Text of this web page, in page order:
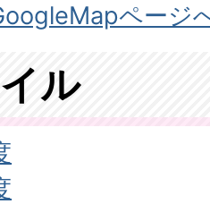
ページ
ル